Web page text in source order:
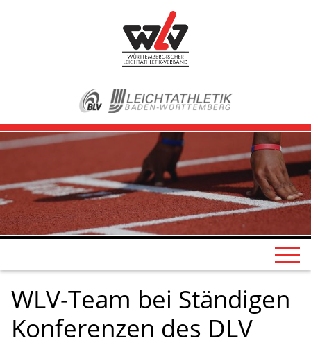
WLV-Team bei Ständigen
Konferenzen des DLV